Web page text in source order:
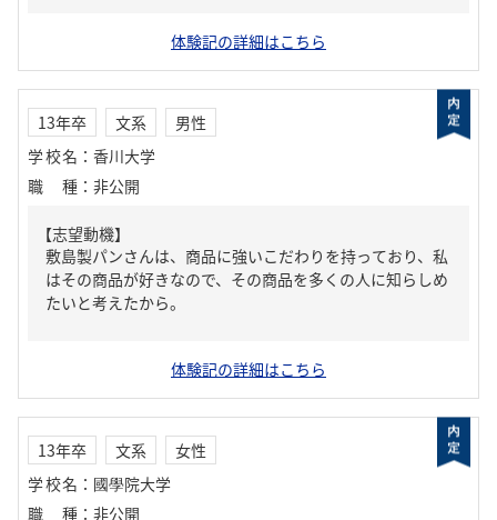
体験記の詳細はこちら
13年卒 文系
男性
学校名 ： 香川大学
職種 ： 非公開
【志望動機】
敷島製パンさんは、商品に強いこだわりを持っており、私
はその商品が好きなので、その商品を多くの人に知らしめ
たいと考えたから。
体験記の詳細はこちら
13年卒 文系
女性
学校名 ： 國學院大学
職種 ： 非公開